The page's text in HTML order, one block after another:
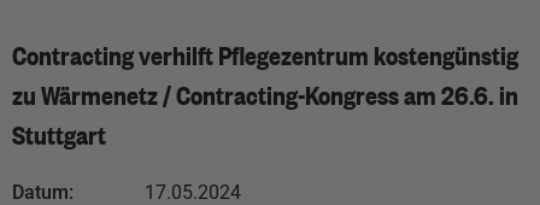
Contracting verhilft Pflegezentrum kostengünstig
zu Wärmenetz / Contracting-Kongress am 26.6. in
Stuttgart
Datum: 17.05.2024